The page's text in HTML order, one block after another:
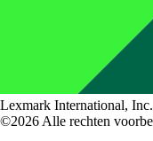
Lexmark International,
©2026 Alle rechten